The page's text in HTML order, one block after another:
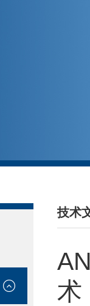
技术
/
术